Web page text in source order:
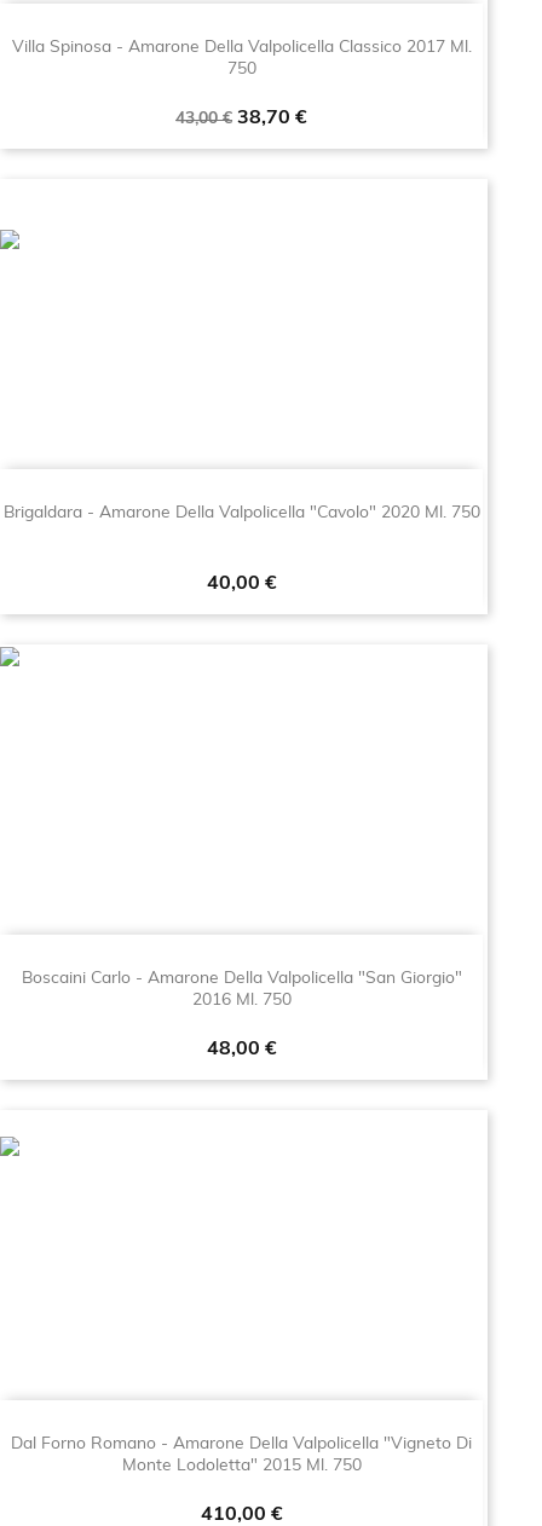
Villa Spinosa - Amarone Della Valpolicella Classico 2017 Ml.
750
Prezzo
43,00 € Prezzo
38,70 €
Brigaldara - Amarone Della Valpolicella "Cavolo" 2020 Ml. 750
Prezzo
40,00 €
Boscaini Carlo - Amarone Della Valpolicella "San Giorgio"
2016 Ml. 750
Prezzo
48,00 €
Dal Forno Romano - Amarone Della Valpolicella "Vigneto Di
Monte Lodoletta" 2015 Ml. 750
Prezzo
410,00 €